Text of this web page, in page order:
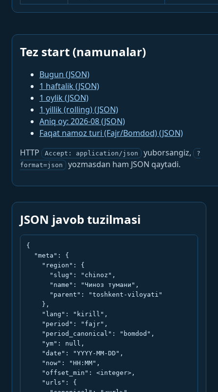
Tez start (namunalar)
Bugun (JSON)
1 haftalik (JSON)
1 oylik (JSON)
1 yillik (rolling) (JSON)
Aniq oy: 2026-08 (JSON)
Faqat namoz turi (Fajr/Bomdod) (JSON)
HTTP
Accept: application/json yuborsangiz,
?
format=json
yozmasdan ham JSON qaytadi.
JSON javob tuzilmasi
{
  "meta": {
    "region": {
      "slug": "chinoz",
      "name": "Чиноз тумани",
      "parent": "toshkent-viloyati"
    },
    "lang": "kirill",
    "period": "fajr",
    "period_canonical": "bomdod",
    "ym": null,
    "date": "YYYY-MM-DD",
    "now": "HH:MM",
    "offset_min": <integer>,
    "urls": {